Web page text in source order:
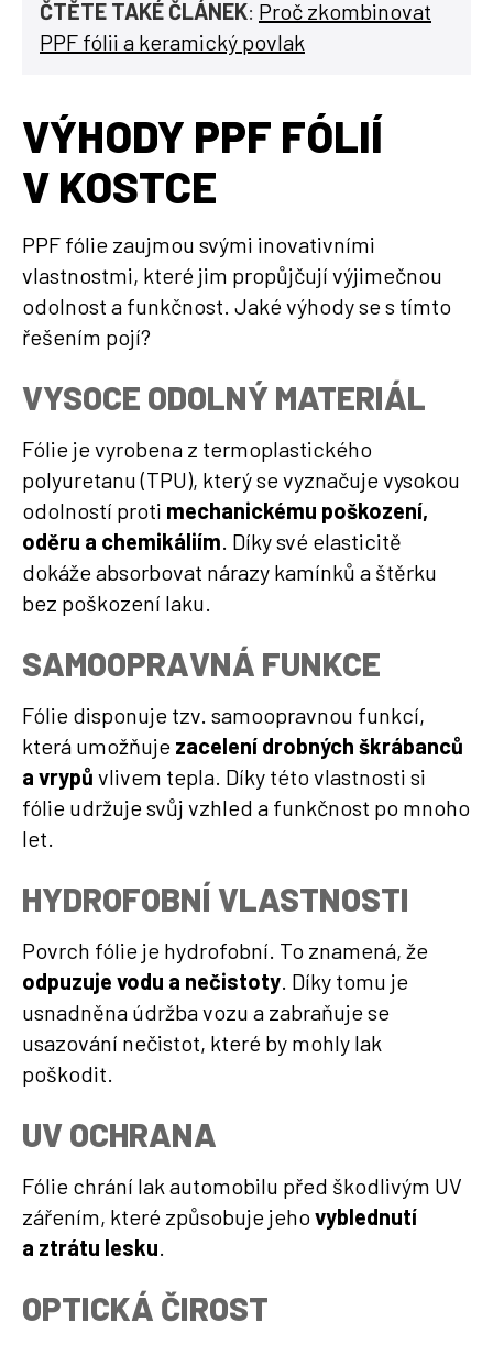
ČTĚTE TAKÉ ČLÁNEK: Proč zkombinovat
PPF fólii a keramický povlak
VÝHODY PPF FÓLIÍ
V KOSTCE
PPF fólie zaujmou svými inovativními
vlastnostmi, které jim propůjčují výjimečnou
odolnost a funkčnost. Jaké výhody se s tímto
řešením pojí?
VYSOCE ODOLNÝ MATERIÁL
Fólie je vyrobena z termoplastického
polyuretanu (TPU), který se vyznačuje vysokou
odolností proti mechanickému poškození,
oděru a chemikáliím. Díky své elasticitě
dokáže absorbovat nárazy kamínků a štěrku
bez poškození laku.
SAMOOPRAVNÁ FUNKCE
Fólie disponuje tzv. samoopravnou funkcí,
která umožňuje zacelení drobných škrábanců
a vrypů vlivem tepla. Díky této vlastnosti si
fólie udržuje svůj vzhled a funkčnost po mnoho
let.
HYDROFOBNÍ VLASTNOSTI
Povrch fólie je hydrofobní. To znamená, že
odpuzuje vodu a nečistoty. Díky tomu je
usnadněna údržba vozu a zabraňuje se
usazování nečistot, které by mohly lak
poškodit.
UV OCHRANA
Fólie chrání lak automobilu před škodlivým UV
zářením, které způsobuje jeho vyblednutí
a ztrátu lesku.
OPTICKÁ ČIROST